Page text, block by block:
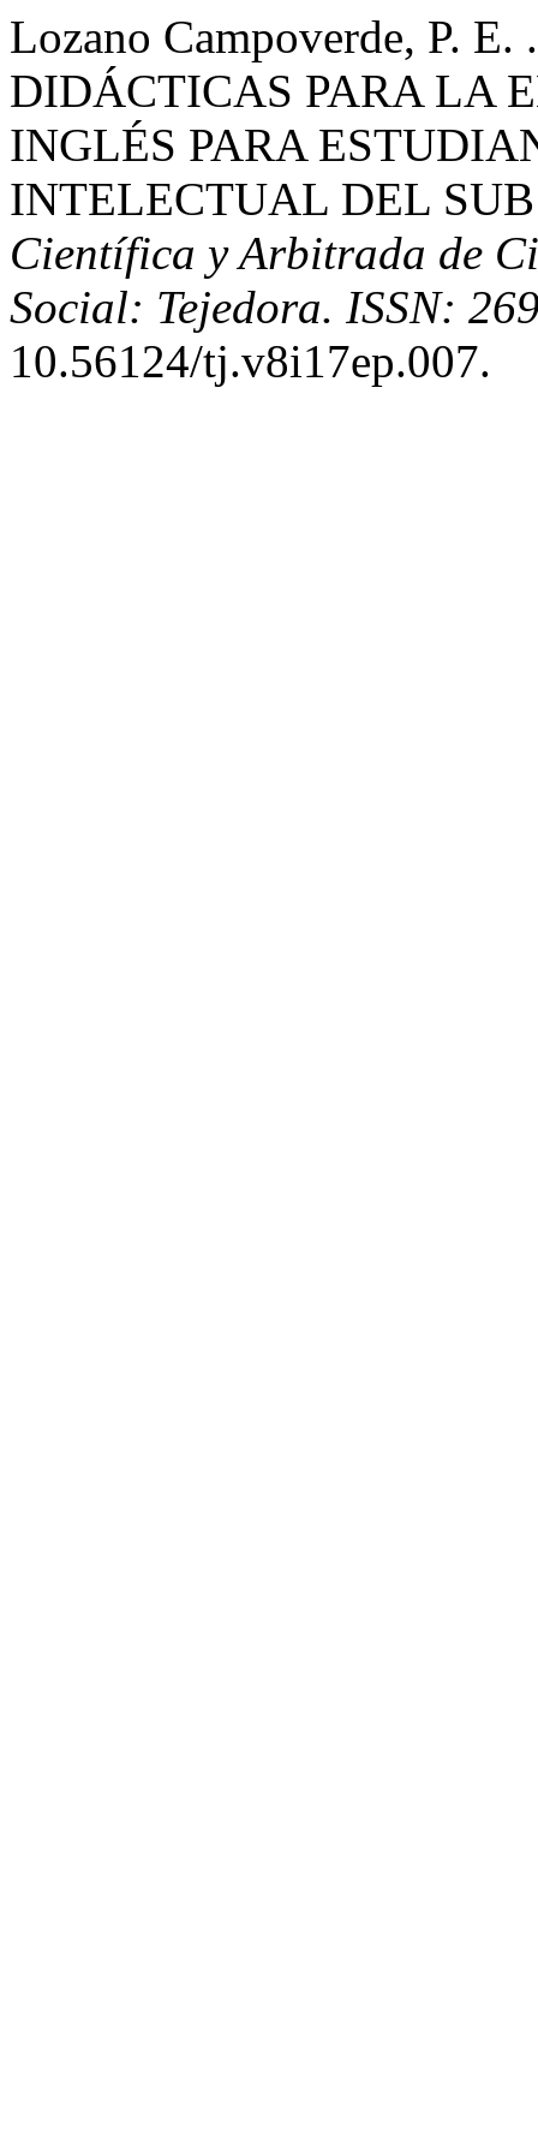
Lozano Campoverde, P.
DIDÁCTICAS PARA LA
INGLÉS PARA
INTELECTUAL DEL
Científica y Arbitrada de
Social: Tejedora. ISSN:
10.56124/tj.v8i17ep.007.